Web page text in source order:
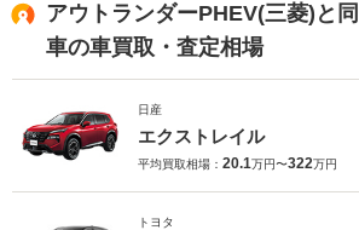
アウトランダーPHEV(三菱)と
車の車買取・査定相場
日産
エクストレイル
平均買取相場： 20.1万円〜322万円
トヨタ